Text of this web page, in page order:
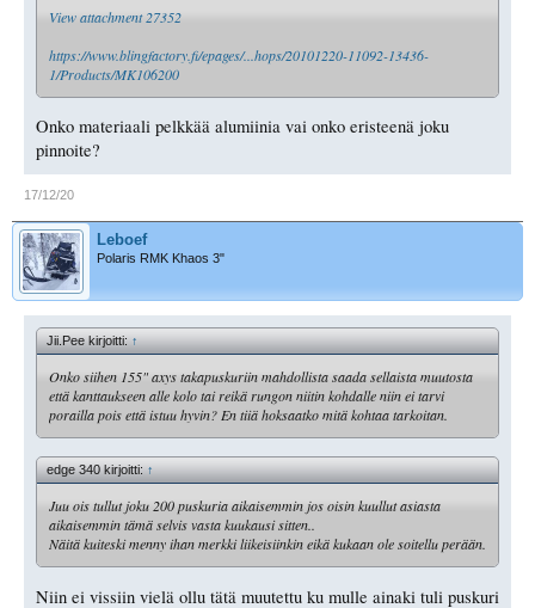
View attachment 27352
https://www.blingfactory.fi/epages/...hops/20101220-11092-13436-
1/Products/MK106200
Onko materiaali pelkkää alumiinia vai onko eristeenä joku
pinnoite?
17/12/20
Leboef
Polaris RMK Khaos 3"
Jii.Pee kirjoitti: ↑
Onko siihen 155" axys takapuskuriin mahdollista saada sellaista muutosta
että kanttaukseen alle kolo tai reikä rungon niitin kohdalle niin ei tarvi
porailla pois että istuu hyvin? En tiiä hoksaatko mitä kohtaa tarkoitan.
edge 340 kirjoitti:↑
Juu ois tullut joku 200 puskuria aikaisemmin jos oisin kuullut asiasta
aikaisemmin tämä selvis vasta kuukausi sitten..
Näitä kuiteski menny ihan merkki liikeisiinkin eikä kukaan ole soitellu perään.
Niin ei vissiin vielä ollu tätä muutettu ku mulle ainaki tuli puskuri